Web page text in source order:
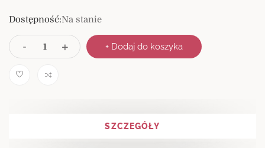
Dostępność:Na stanie
I
l
- + + Dodaj do koszyka
SZCZEGÓŁY